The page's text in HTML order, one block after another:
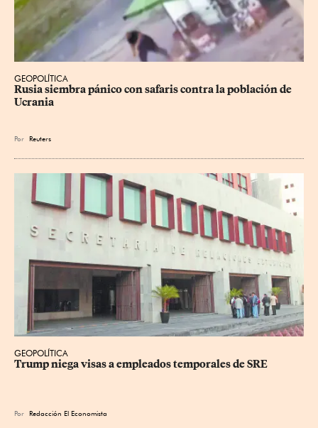
GEOPOLÍTICA
Rusia siembra pánico con safaris contra la población de
Ucrania
Por Reuters
GEOPOLÍTICA
Trump niega visas a empleados temporales de SRE
Por Redacción El Economista